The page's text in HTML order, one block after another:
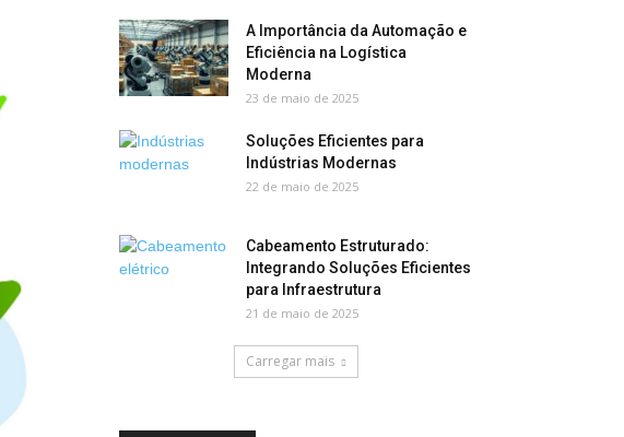
A Importância da Automação e
Eficiência na Logística
Moderna
23 de maio de 2025
Soluções Eficientes para
Indústrias Modernas
22 de maio de 2025
Cabeamento Estruturado:
Integrando Soluções Eficientes
para Infraestrutura
21 de maio de 2025
Carregar mais